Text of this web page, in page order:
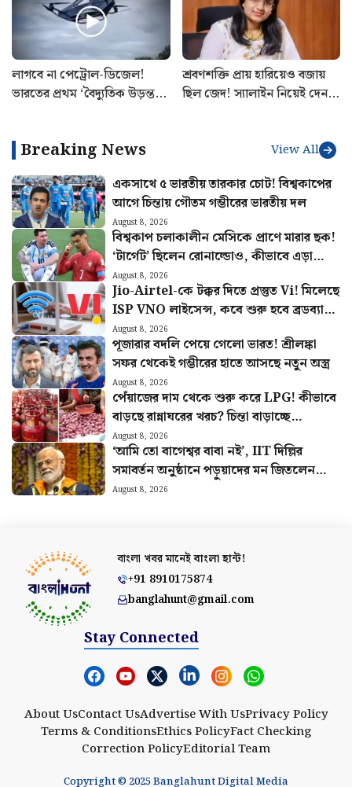
লাগবে না পেট্রোল-ডিজেল!
ভারতের প্রথম ‘বৈদ্যুতিক উড়ন্ত
শ্রবণশক্তি প্রায় হারিয়েও বজায়
ছিল জেদ! স্যালাইন নিয়েই দেন
Breaking News View All
একসাথে ৫ ভারতীয় তারকার চোট! বিশ্বকাপের
আগে চিন্তায় গৌতম গম্ভীরের ভারতীয় দল
August 8, 2026
বিশ্বকাপ চলাকালীন মেসিকে প্রাণে মারার ছক!
‘টার্গেট’ ছিলেন রোনাল্ডোও, কীভাবে এড়ানো
গেল হামলা?
August 8, 2026
Jio-Airtel-কে টক্কর দিতে প্রস্তুত Vi! মিলেছে
ISP VNO লাইসেন্স, কবে শুরু হবে ব্রডব্যান্ড
সার্ভিস?
August 8, 2026
পূজারার বদলি পেয়ে গেলো ভারত! শ্রীলঙ্কা
সফর থেকেই গম্ভীরের হাতে আসছে নতুন অস্ত্র
August 8, 2026
পেঁয়াজের দাম থেকে শুরু করে LPG! কীভাবে
বাড়ছে রান্নাঘরের খরচ? চিন্তা বাড়াচ্ছে
পরিসংখ্যান
August 8, 2026
‘আমি তো বাগেশ্বর বাবা নই’, IIT দিল্লির
সমাবর্তন অনুষ্ঠানে পড়ুয়াদের মন জিতলেন
মোদী, দিলেন বিশেষ বার্তা
August 8, 2026
বাংলা খবর মানেইবাংলা হান্ট!
+91 8910175874
banglahunt@gmail.com
Stay Connected
About UsContact UsAdvertise With UsPrivacy Policy
Terms & ConditionsEthics PolicyFact Checking
Correction PolicyEditorial Team
Copyright © 2025 Banglahunt Digital Media